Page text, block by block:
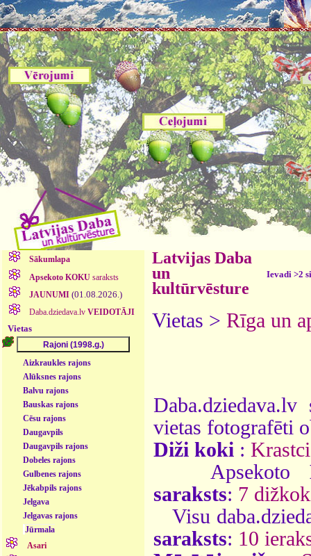
Sākumlapa
Apsekoto KOKUsaraksts
JAUNUMI (01.08.2026.)
Daba.dziedava.lv VEIDOTĀJI
Vietas
Aizkraukles rajons
Alūksnes rajons
Balvu rajons
Bauskas rajons
Cēsu rajons
Daugavpils
Daugavpils rajons
Dobeles rajons
Gulbenes rajons
Jēkabpils rajons
Jelgava
Jelgavas rajons
Jūrmala
Asari
Latvijas Daba
un
kultūrvēsture
Ievadi >2
Vietas > Rīga un
vietas fotografēti
Diži koki :
Apsekoto
saraksts: 7
Visu
saraksts: 10